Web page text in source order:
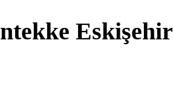
Eskişehir